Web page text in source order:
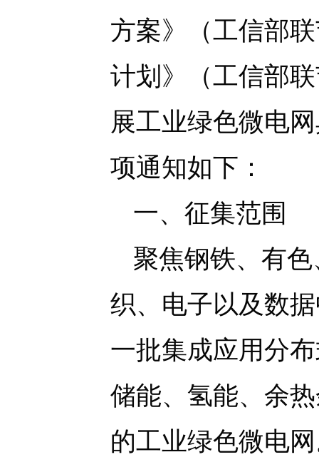
方案》（工信部
计划》（工信部
展工业绿色微电
项通知如下：
一、征集范围
聚焦钢铁、有
织、电子以及数
一批集成应用分
储能、氢能、余
的工业绿色微电